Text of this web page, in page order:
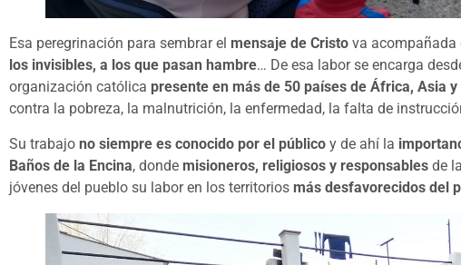
Esa peregrinación para sembrar el mensaje de Cristo va acompañada
los invisibles, a los que pasan hambre… De esa labor se encarga
organización católica presente en más de 50 países de África, Asia
contra la pobreza, la malnutrición, la enfermedad, la falta de
Su trabajo no siempre es conocido por el público y de ahí la
Baños de la Encina, donde misioneros, religiosos y responsables de
jóvenes del pueblo su labor en los territorios más desfavorecidos del